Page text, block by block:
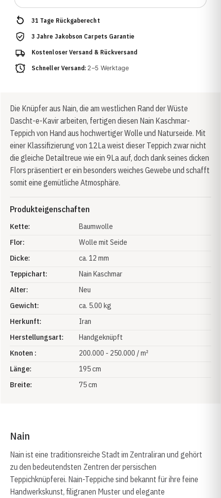
31 Tage Rückgaberecht
3 Jahre Jakobson Carpets Garantie
Kostenloser Versand & Rückversand
Schneller Versand: 2–5 Werktage
Die Knüpfer aus Nain, die am westlichen Rand der Wüste
Dascht-e-Kavir arbeiten, fertigen diesen Nain Kaschmar-
Teppich von Hand aus hochwertiger Wolle und Naturseide. Mit
einer Klassifizierung von 12La weist dieser Teppich zwar nicht
die gleiche Detailtreue wie ein 9La auf, doch dank seines dicken
Flors präsentiert er ein besonders weiches Gewebe und schafft
somit eine gemütliche Atmosphäre.
Produkteigenschaften
Kette:
Baumwolle
Flor:
Wolle mit Seide
Dicke:
ca. 12 mm
Teppichart:
Nain Kaschmar
Alter:
Neu
Gewicht:
ca. 5.00 kg
Herkunft:
Iran
Herstellungsart:
Handgeknüpft
Knoten :
200.000 - 250.000 / m²
Länge:
195 cm
Breite:
75 cm
Nain
Nain ist eine traditionsreiche Stadt im Zentraliran und gehört
zu den bedeutendsten Zentren der persischen
Teppichknüpferei. Nain-Teppiche sind bekannt für ihre feine
Handwerkskunst, filigranen Muster und elegante